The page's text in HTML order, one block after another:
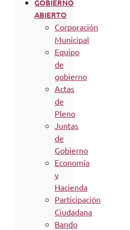
GOBIERNO
ABIERTO
Corporación
Municipal
Equipo
de
gobierno
Actas
de
Pleno
Juntas
de
Gobierno
Economía
y
Hacienda
Participación
Ciudadana
Bando